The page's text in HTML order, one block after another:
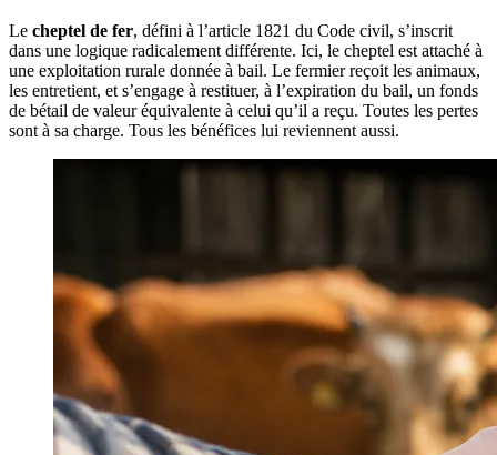
Le cheptel de fer, défini à l’article 1821 du Code civil, s’inscrit
dans une logique radicalement différente. Ici, le cheptel est attaché à
une exploitation rurale donnée à bail. Le fermier reçoit les animaux,
les entretient, et s’engage à restituer, à l’expiration du bail, un fonds
de bétail de valeur équivalente à celui qu’il a reçu. Toutes les pertes
sont à sa charge. Tous les bénéfices lui reviennent aussi.